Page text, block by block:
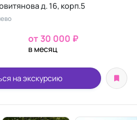
д. 16, корп.5
от 30 000 ₽
в месяц
на экскурсию